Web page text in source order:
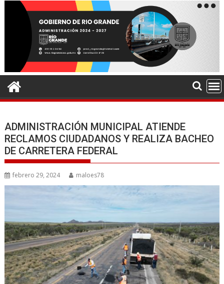
ADMINISTRACIÓN MUNICIPAL ATIENDE
RECLAMOS CIUDADANOS Y REALIZA BACHEO
DE CARRETERA FEDERAL
febrero 29, 2024 maloes78